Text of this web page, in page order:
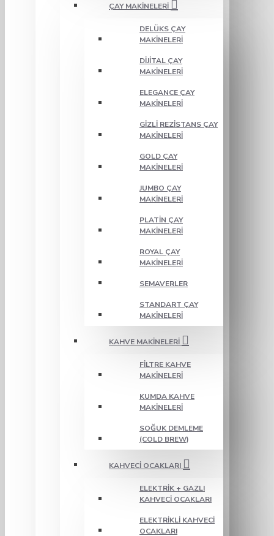
ÇAY MAKINELERI
DELÜKS ÇAY
MAKINELERI
DIJITAL ÇAY
MAKINELERI
ELEGANCE ÇAY
MAKINELERI
GIZLI REZISTANS ÇAY
MAKINELERI
GOLD ÇAY
MAKINELERI
JUMBO ÇAY
MAKINELERI
PLATIN ÇAY
MAKINELERI
ROYAL ÇAY
MAKINELERI
SEMAVERLER
STANDART ÇAY
MAKINELERI
KAHVE MAKINELERI
FILTRE KAHVE
MAKINELERI
KUMDA KAHVE
MAKINELERI
SOĞUK DEMLEME
(COLD BREW)
KAHVECI OCAKLARI
ELEKTRIK + GAZLI
KAHVECI OCAKLARI
ELEKTRIKLI KAHVECI
OCAKLARI